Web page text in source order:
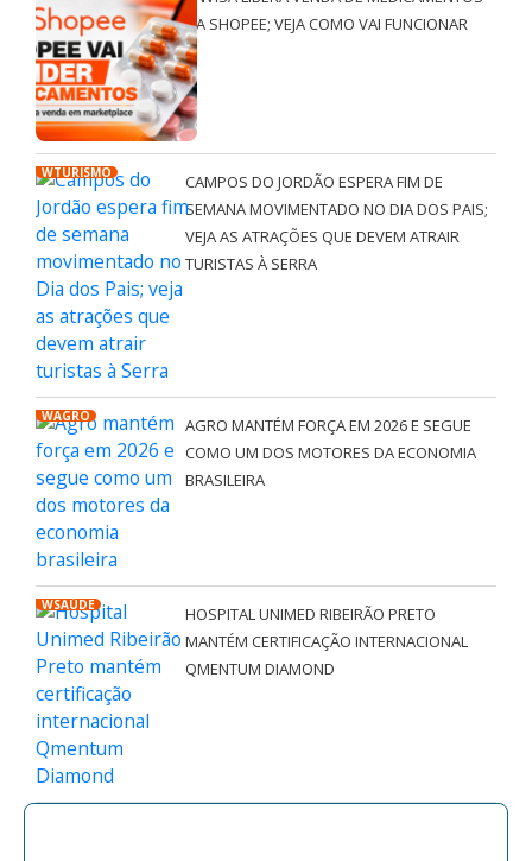
NA SHOPEE; VEJA COMO VAI FUNCIONAR
WTURISMO
CAMPOS DO JORDÃO ESPERA FIM DE
SEMANA MOVIMENTADO NO DIA DOS PAIS;
VEJA AS ATRAÇÕES QUE DEVEM ATRAIR
TURISTAS À SERRA
WAGRO
AGRO MANTÉM FORÇA EM 2026 E SEGUE
COMO UM DOS MOTORES DA ECONOMIA
BRASILEIRA
WSAÚDE
HOSPITAL UNIMED RIBEIRÃO PRETO
MANTÉM CERTIFICAÇÃO INTERNACIONAL
QMENTUM DIAMOND